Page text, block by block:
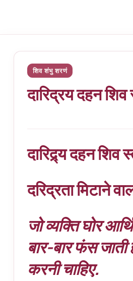
शिव शंभु शरणं
दारिद्रय दहन शिव
दारिद्र्य दहन शिव
दरिद्रता मिटाने
जो व्यक्ति घोर
बार-बार फंस जाती
करनी चाहिए.